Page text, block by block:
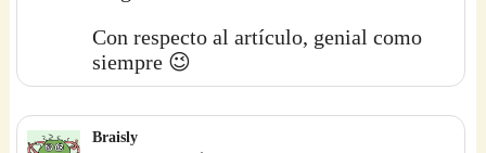
Con respecto al artículo, genial como
siempre 😉
Braisly